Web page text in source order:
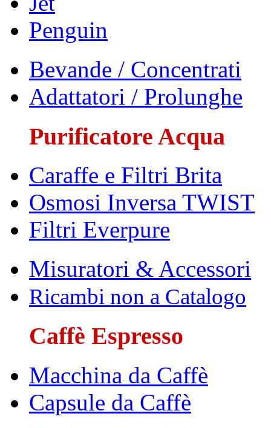
Penguin
Bevande / Concentrati
Adattatori / Prolunghe
Purificatore Acqua
Caraffe e Filtri Brita
Osmosi Inversa TWIST
Filtri Everpure
Misuratori & Accessori
Ricambi non a Catalogo
Caffè Espresso
Macchina da Caffè
Capsule da Caffè